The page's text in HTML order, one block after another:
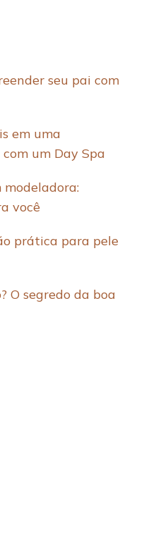
seu pai com
em uma
um Day Spa
modeladora:
você
prática para pele
O segredo da boa